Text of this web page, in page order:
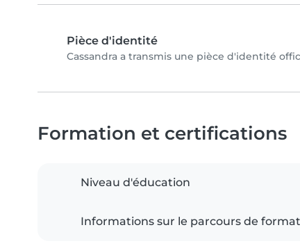
Pièce d'identité
Cassandra a transmis une pièce d'identité
Formation et certifications
Niveau d'éducation
Informations sur le parcours de